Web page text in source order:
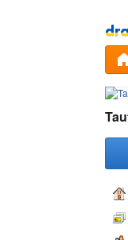
Pāriet
uz